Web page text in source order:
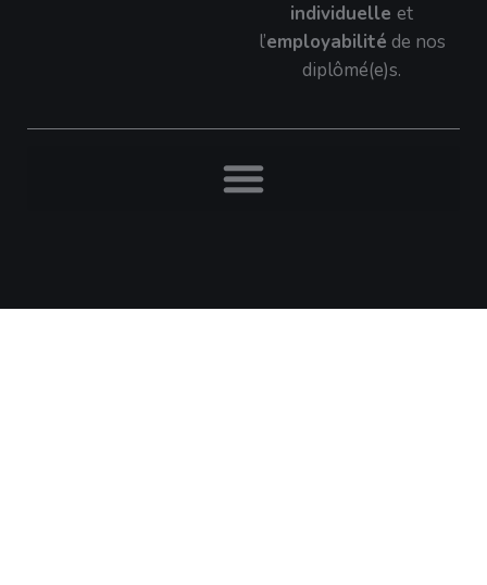
individuelle et
l’employabilité de nos
diplômé(e)s.